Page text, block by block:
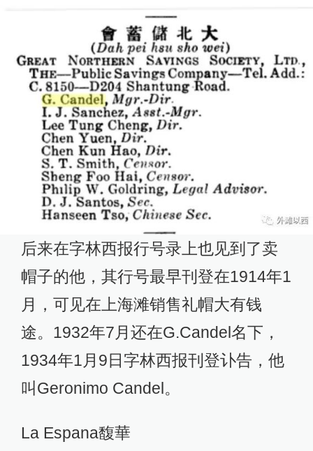
后来在字林西报行号录上也见到了卖
帽子的他，其行号最早刊登在1914年1
月，可见在上海滩销售礼帽大有钱
途。1932年7月还在G.Candel名下，
1934年1月9日字林西报刊登讣告，他
叫Geronimo Candel。
La Espana馥華